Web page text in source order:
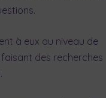
à eux au niveau de
des recherches